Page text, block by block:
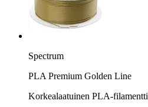
Spectrum
PLA Premium Golden Line
Korkealaatuinen PLA-filamentti